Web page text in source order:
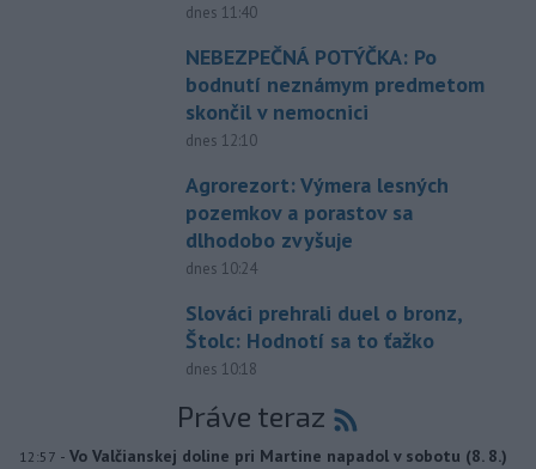
dnes 11:40
NEBEZPEČNÁ POTÝČKA: Po
bodnutí neznámym predmetom
skončil v nemocnici
dnes 12:10
Agrorezort: Výmera lesných
pozemkov a porastov sa
dlhodobo zvyšuje
dnes 10:24
Slováci prehrali duel o bronz,
Štolc: Hodnotí sa to ťažko
dnes 10:18
Práve teraz
12:57 - Vo Valčianskej doline pri Martine napadol v sobotu (8. 8.)